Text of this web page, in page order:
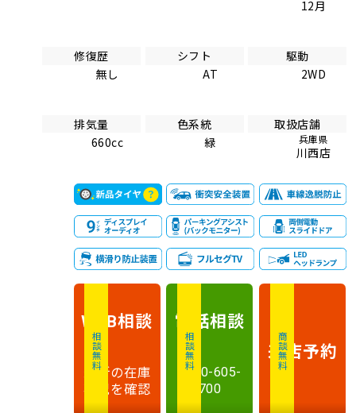
12月
修復歴
無し
シフト
AT
駆動
2WD
排気量
660cc
色系統
緑
取扱店舗
兵庫県
川西店
相談無料
WEB相談
最新の在庫
状況を確認
相談無料
電話相談
0120-605-
700
商談無料
来店予約